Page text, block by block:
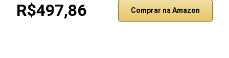
R$497,86 Comprar na Amazon